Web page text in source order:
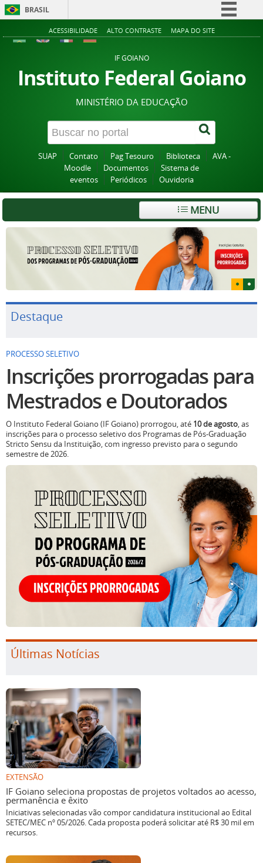
BRASIL
Simplifique!
Acesso à informação
Legislação
Canais
ACESSIBILIDADE ALTO CONTRASTE MAPA DO SITE
IF GOIANO
Instituto Federal Goiano
MINISTÉRIO DA EDUCAÇÃO
SUAP Contato Pag Tesouro Biblioteca
AVA -
Moodle
Documentos
Sistema de
eventos
Periódicos Ouvidoria
MENU
Destaque
PROCESSO SELETIVO
Inscrições prorrogadas para
Mestrados e Doutorados
O Instituto Federal Goiano (IF Goiano) prorrogou, até 10 de agosto, as
inscrições para o processo seletivo dos Programas de Pós-Graduação
Stricto Sensu da Instituição, com ingresso previsto para o segundo
semestre de 2026.
Últimas Notícias
EXTENSÃO
IF Goiano seleciona propostas de projetos voltados ao acesso,
permanência e êxito
Iniciativas selecionadas vão compor candidatura institucional ao Edital
SETEC/MEC nº 05/2026. Cada proposta poderá solicitar até R$ 30 mil em
recursos.